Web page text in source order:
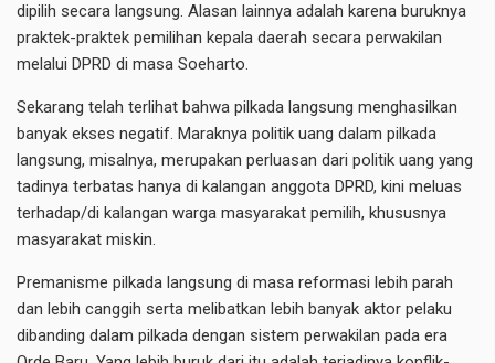
dipilih secara langsung. Alasan lainnya adalah karena buruknya
praktek-praktek pemilihan kepala daerah secara perwakilan
melalui DPRD di masa Soeharto.
Sekarang telah terlihat bahwa pilkada langsung menghasilkan
banyak ekses negatif. Maraknya politik uang dalam pilkada
langsung, misalnya, merupakan perluasan dari politik uang yang
tadinya terbatas hanya di kalangan anggota DPRD, kini meluas
terhadap/di kalangan warga masyarakat pemilih, khususnya
masyarakat miskin.
Premanisme pilkada langsung di masa reformasi lebih parah
dan lebih canggih serta melibatkan lebih banyak aktor pelaku
dibanding dalam pilkada dengan sistem perwakilan pada era